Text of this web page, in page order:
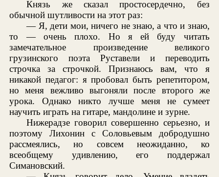
Князь же сказал простосердечно, без
обычной шутливости на этот раз:
— Я, дети мои, ничего не знаю, а что и знаю,
то — очень плохо. Но я ей буду читать
замечательное произведение великого
грузинского поэта Руставели и переводить
строчка за строчкой. Признаюсь вам, что я
никакой педагог: я пробовал быть репетитором,
но меня вежливо выгоняли после второго же
урока. Однако никто лучше меня не сумеет
научить играть на гитаре, мандолине и зурне.
Нижерадзе говорил совершенно серьезно, и
поэтому Лихонин с Соловьевым добродушно
рассмеялись, но совсем неожиданно, ко
всеобщему удивлению, его поддержал
Симановский.